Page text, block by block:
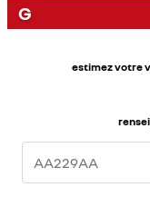
G
estimez votre